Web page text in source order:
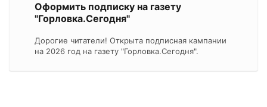
Оформить подписку на газету
"Горловка.Сегодня"
Дорогие читатели! Открыта подписная кампании
на 2026 год на газету "Горловка.Сегодня".